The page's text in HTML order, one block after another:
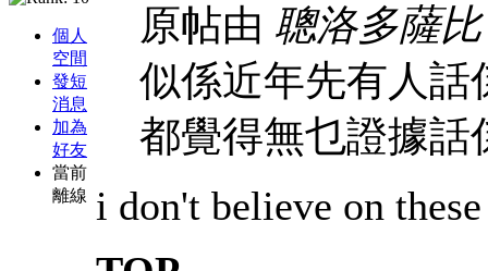
個人
空間
發短
消息
加為
好友
當前
離線
原帖由 聰洛多薩比
似係近年先有人話
都覺得無乜證據話
i don't believe on